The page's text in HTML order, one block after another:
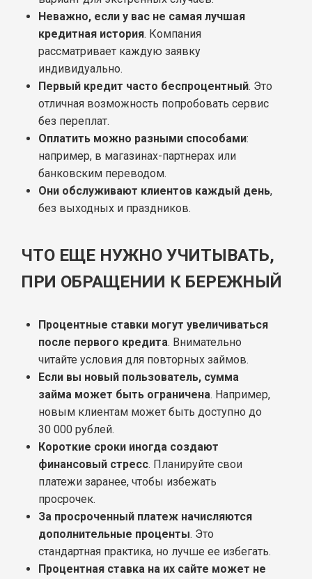
Неважно, если у вас не самая лучшая
кредитная история. Компания
рассматривает каждую заявку
индивидуально.
Первый кредит часто беспроцентный. Это
отличная возможность попробовать сервис
без переплат.
Оплатить можно разными способами:
например, в магазинах-партнерах или
банковским переводом.
Они обслуживают клиентов каждый день,
без выходных и праздников.
ЧТО ЕЩЕ НУЖНО УЧИТЫВАТЬ,
ПРИ ОБРАЩЕНИИ К БЕРЕЖНЫЙ
Процентные ставки могут увеличиваться
после первого кредита. Внимательно
читайте условия для повторных займов.
Если вы новый пользователь, сумма
займа может быть ограничена. Например,
новым клиентам может быть доступно до
30 000 рублей.
Короткие сроки иногда создают
финансовый стресс. Планируйте свои
платежи заранее, чтобы избежать
просрочек.
За просроченный платеж начисляются
дополнительные проценты. Это
стандартная практика, но лучше ее избегать.
Процентная ставка на их сайте может не